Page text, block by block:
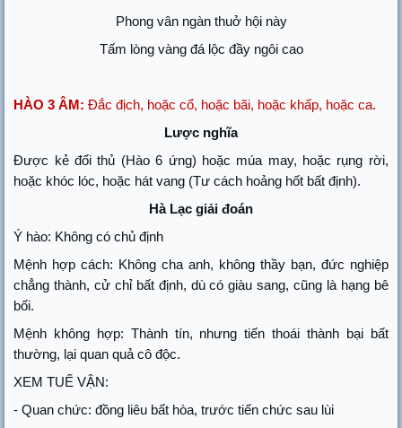
Phong vân ngàn thuở hội này
Tấm lòng vàng đá lộc đầy ngôi cao
HÀO 3 ÂM:Đắc địch, hoặc cổ, hoặc bãi, hoặc khấp, hoặc ca.
Lược nghĩa
Được kẻ đối thủ (Hào 6 ứng) hoặc múa may, hoặc rụng rời,
hoặc khóc lóc, hoặc hát vang (Tư cách hoảng hốt bất định).
Hà Lạc giải đoán
Ý hào: Không có chủ định
Mệnh hợp cách: Không cha anh, không thầy bạn, đức nghiệp
chẳng thành, cử chỉ bất định, dù có giàu sang, cũng là hạng bê
bối.
Mệnh không hợp: Thành tín, nhưng tiến thoái thành bại bất
thường, lại quan quả cô độc.
XEM TUẾ VẬN:
- Quan chức: đồng liêu bất hòa, trước tiến chức sau lùi